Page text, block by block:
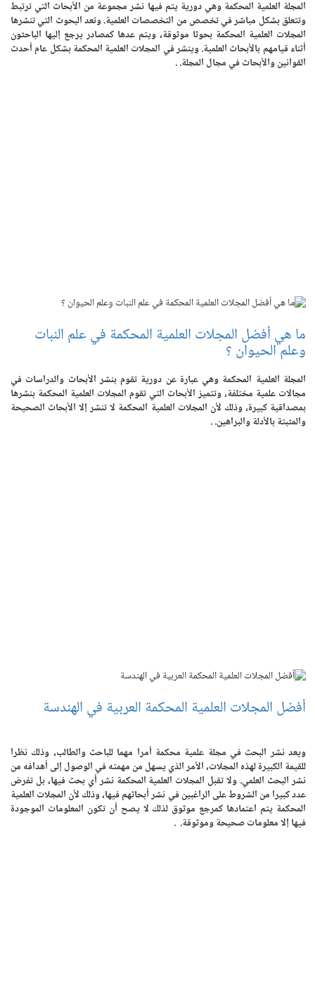
المجلة العلمية المحكمة وهي دورية يتم فيها نشر مجموعة من الأبحاث التي ترتبط
وتتعلق بشكل مباشر في تخصص من التخصصات العلمية. وتعد البحوث التي تنشرها
المجلات العلمية المحكمة بحوثا موثوقة، ويتم عدها كمصادر يرجع إليها الباحثون
أثناء قيامهم بالأبحاث العلمية. وينشر في المجلات العلمية المحكمة بشكل عام أحدث
القوانين والأبحاث في مجال المجلة. .
ما هي أفضل المجلات العلمية المحكمة في علم النبات
وعلم الحيوان ؟
المجلة العلمية المحكمة وهي عبارة عن دورية تقوم بنشر الأبحاث والدراسات في
مجالات علمية مختلفة، وتتميز الأبحاث التي تقوم المجلات العلمية المحكمة بنشرها
بمصداقية كبيرة، وذلك لأن المجلات العلمية المحكمة لا تنشر إلا الأبحاث الصحيحة
والمثبتة بالأدلة والبراهين. .
أفضل المجلات العلمية المحكمة العربية في الهندسة
ويعد نشر البحث في مجلة علمية محكمة أمرا مهما للباحث والطالب، وذلك نظرا
للقيمة الكبيرة لهذه المجلات، الأمر الذي يسهل من مهمته في الوصول إلى أهدافه من
نشر البحث العلمي. ولا تقبل المجلات العلمية المحكمة نشر أي بحث فيها، بل تفرض
عدد كبيرا من الشروط على الراغبين في نشر أبحاثهم فيها، وذلك لأن المجلات العلمية
المحكمة يتم اعتمادها كمرجع موثوق لذلك لا يصح أن تكون المعلومات الموجودة
فيها إلا معلومات صحيحة وموثوقة. .